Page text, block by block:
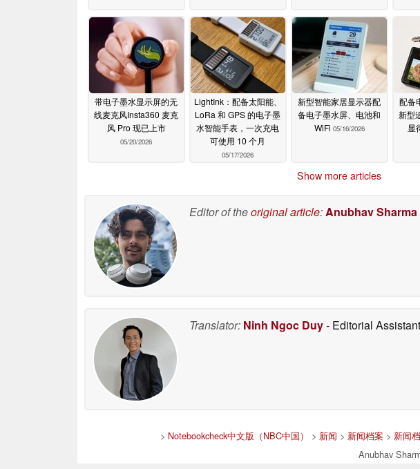
带电子墨水显示屏的无
线麦克风Insta360 麦克
风 Pro 现已上市
05/20/2026
LightInk：配备太阳能、
LoRa 和 GPS 的电子墨
水智能手表，一次充电
可使用 10 个月
05/17/2026
新型智能家居显示器配
备电子墨水屏、电池和
WiFi 05/16/2026
配备
新型
显
Show more articles
Editor of theoriginal article:Anubhav Sharma
Translator: Ninh Ngoc Duy- Editorial Assistant
> Notebookcheck中文版（NBC中国） > 新闻 > 新闻档案 > 新闻
Anubhav